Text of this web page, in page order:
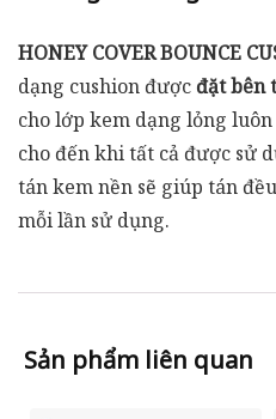
HONEY COVER BOUNCE
dạng cushion được đặt bên
cho lớp kem dạng lỏng
cho đến khi tất cả được sử
tán kem nền sẽ giúp tán
mỗi lần sử dụng.
Sản phẩm liên quan